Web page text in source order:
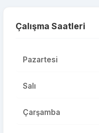
Çalışma Saatleri
Pazartesi
Salı
Çarşamba